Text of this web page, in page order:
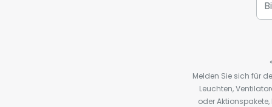
Melden Sie sich für
Leuchten,
oder